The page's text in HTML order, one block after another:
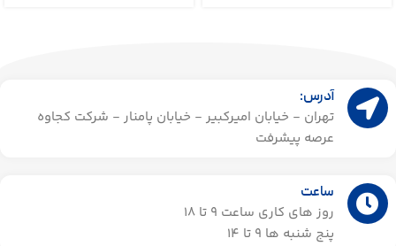
آدرس:
تهران - خیابان امیرکبیر - خیابان پامنار - شرکت کجاوه
عرصه پیشرفت
ساعت
روز های کاری ساعت ۹ تا 18
پنج شنبه ها 9 تا 14​